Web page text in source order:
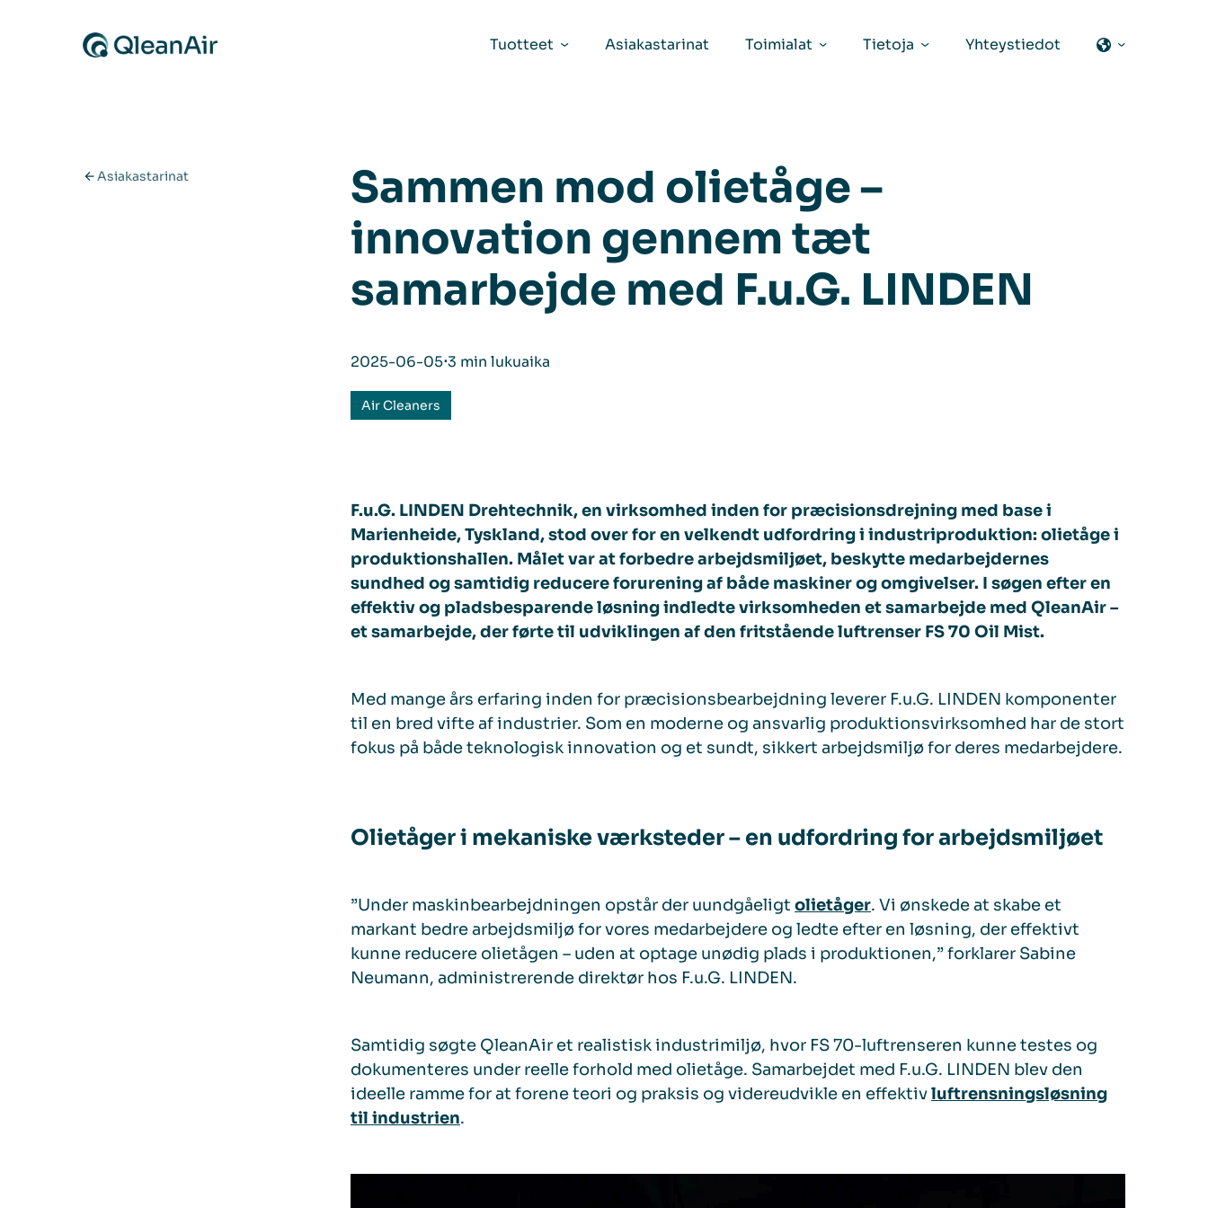
Tuotteet
Asiakastarinat Toimialat Tietoja Yhteystiedot
Asiakastarinat
Sammen mod olietåge –
innovation gennem tæt
samarbejde med F.u.G. LINDEN
2025-06-05⋅3 min lukuaika
Air Cleaners
F.u.G. LINDEN Drehtechnik, en virksomhed inden for præcisionsdrejning med base i
Marienheide, Tyskland, stod over for en velkendt udfordring i industriproduktion: olietåge i
produktionshallen. Målet var at forbedre arbejdsmiljøet, beskytte medarbejdernes
sundhed og samtidig reducere forurening af både maskiner og omgivelser. I søgen efter en
effektiv og pladsbesparende løsning indledte virksomheden et samarbejde med QleanAir –
et samarbejde, der førte til udviklingen af den fritstående luftrenser FS 70 Oil Mist.
Med mange års erfaring inden for præcisionsbearbejdning leverer F.u.G. LINDEN komponenter
til en bred vifte af industrier. Som en moderne og ansvarlig produktionsvirksomhed har de stort
fokus på både teknologisk innovation og et sundt, sikkert arbejdsmiljø for deres medarbejdere.
Olietåger i mekaniske værksteder – en udfordring for arbejdsmiljøet
”Under maskinbearbejdningen opstår der uundgåeligt olietåger. Vi ønskede at skabe et
markant bedre arbejdsmiljø for vores medarbejdere og ledte efter en løsning, der effektivt
kunne reducere olietågen – uden at optage unødig plads i produktionen,” forklarer Sabine
Neumann, administrerende direktør hos F.u.G. LINDEN.
Samtidig søgte QleanAir et realistisk industrimiljø, hvor FS 70-luftrenseren kunne testes og
dokumenteres under reelle forhold med olietåge. Samarbejdet med F.u.G. LINDEN blev den
ideelle ramme for at forene teori og praksis og videreudvikle en effektivluftrensningsløsning
til industrien.